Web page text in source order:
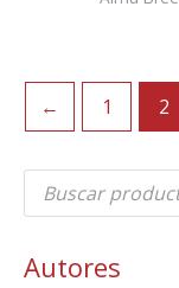
← 1 2
B
s
u
e
Autores